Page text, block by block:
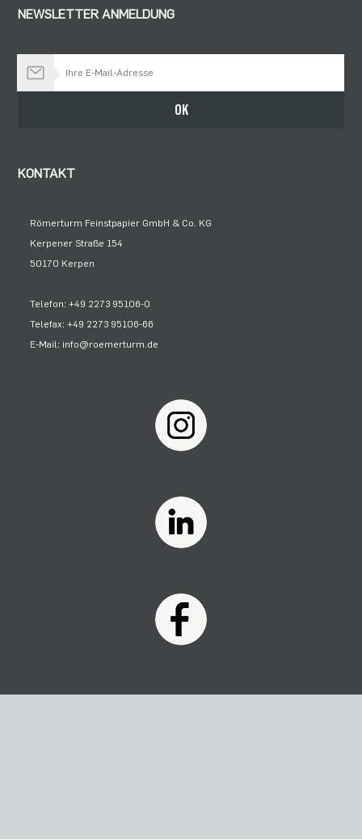
NEWSLETTER ANMELDUNG
OK
KONTAKT
Römerturm Feinstpapier GmbH & Co. KG
Kerpener Straße 154
50170 Kerpen
Telefon: +49 2273 95106-0
Telefax: +49 2273 95106-66
E-Mail: info@roemerturm.de